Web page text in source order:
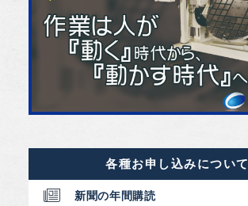
各種お申し込みについて
新聞の年間購読